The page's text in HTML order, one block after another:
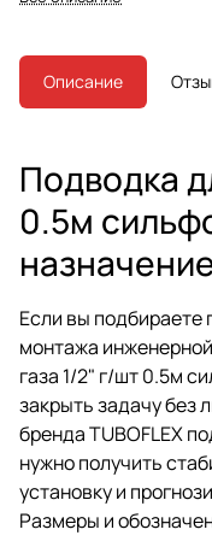
Описание
Подводка
0.5м
Если вы подбираете
монтажа
газа 1/2" г/шт 0.5м
закрыть задачу без
бренда TUBOFLEX
нужно получить
установку и
Размеры и